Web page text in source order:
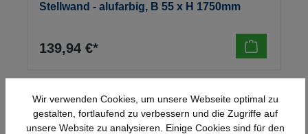
Stellwand - alufarbig, B 55 x H 1750mm
139,94 €*
Wir verwenden Cookies, um unsere Webseite optimal zu
gestalten, fortlaufend zu verbessern und die Zugriffe auf
unsere Website zu analysieren. Einige Cookies sind für den